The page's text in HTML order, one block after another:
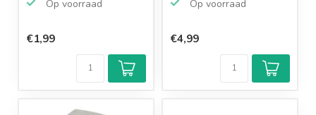
Op voorraad
€1,99
Op voorraad
€4,99